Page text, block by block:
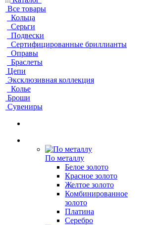
Все товары
Кольца
Серьги
Подвески
Сертифицированные бриллианты
Оправы
Браслеты
Цепи
Эксклюзивная коллекция
Колье
Броши
Сувениры
По металлу
Белое золото
Красное золото
Желтое золото
Комбинированное
золото
Платина
Серебро